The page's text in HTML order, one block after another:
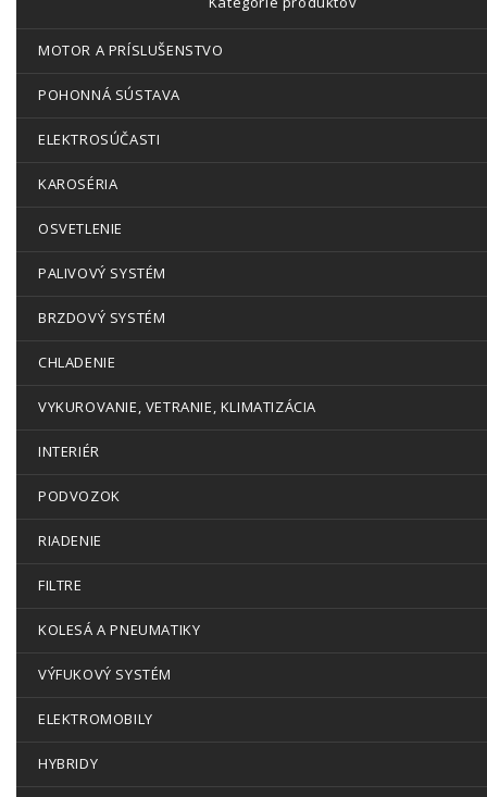
MOTOR A PRÍSLUŠENSTVO
POHONNÁ SÚSTAVA
ELEKTROSÚČASTI
KAROSÉRIA
OSVETLENIE
PALIVOVÝ SYSTÉM
BRZDOVÝ SYSTÉM
CHLADENIE
VYKUROVANIE, VETRANIE, KLIMATIZÁCIA
INTERIÉR
PODVOZOK
RIADENIE
FILTRE
KOLESÁ A PNEUMATIKY
VÝFUKOVÝ SYSTÉM
ELEKTROMOBILY
HYBRIDY